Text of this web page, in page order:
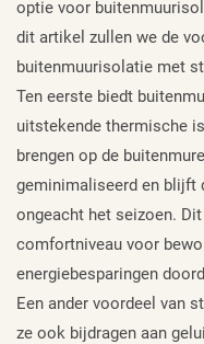
optie voor
dit artikel zullen we de
buitenmuurisolatie met
Ten eerste biedt
uitstekende thermische
brengen op de
geminimaliseerd en blijft
ongeacht het seizoen.
comfortniveau voor
energiebesparingen
Een ander voordeel van
ze ook bijdragen aan